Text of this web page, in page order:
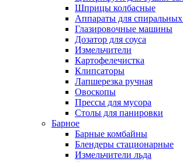
Шприцы колбасные
Аппараты для
Глазировочные машины
Дозатор для соуса
Измельчители
Картофелечистка
Клипсаторы
Лапшерезка ручная
Овоскопы
Прессы для мусора
Столы для панировки
Барное
Барные комбайны
Блендеры стационарные
Измельчители льда